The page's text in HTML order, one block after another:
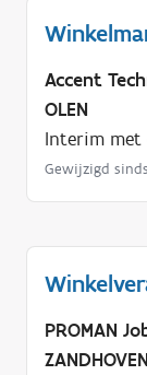
Accent
OLEN
Interim
Gewijzigd
PROMAN
ZANDHOVEN